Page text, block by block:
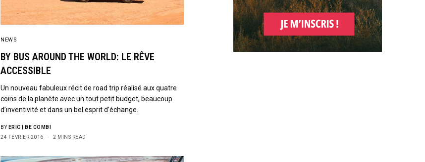
NEWS
BY BUS AROUND THE WORLD: LE RÊVE
ACCESSIBLE
Un nouveau fabuleux récit de road trip réalisé aux quatre
coins de la planète avec un tout petit budget, beaucoup
d’inventivité et dans un bel esprit d’échange.
BY ERIC | BE COMBI
24 FÉVRIER 2016
2 MINS READ